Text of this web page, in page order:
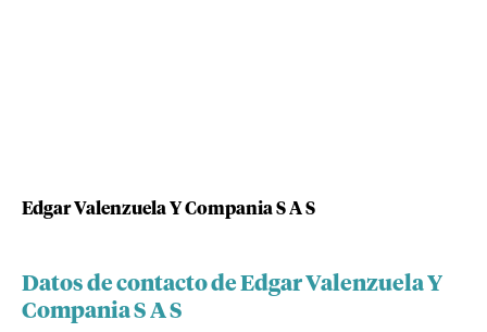
Edgar Valenzuela Y Compania S A S
Datos de contacto de Edgar Valenzuela Y
Compania S A S